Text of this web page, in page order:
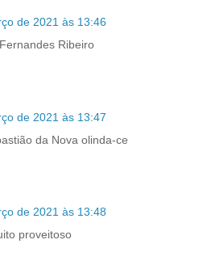
de 2021 às 13:46
Ribeiro
de 2021 às 13:47
da Nova olinda-ce
de 2021 às 13:48
proveitoso